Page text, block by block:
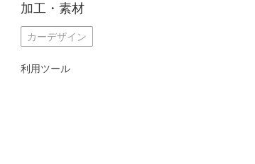
加工・素材
カーデザイン
利用ツール